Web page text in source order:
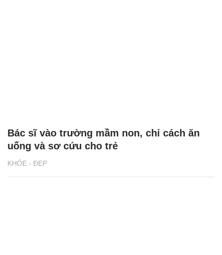
KHỎE - ĐẸP
Bác sĩ vào trường mầm non, chỉ cách ăn
uống và sơ cứu cho trẻ